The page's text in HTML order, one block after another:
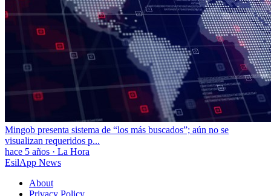
Mingob presenta sistema de “los más buscados”; aún no se
visualizan requeridos p...
hace 5 años · La Hora
EsilApp News
About